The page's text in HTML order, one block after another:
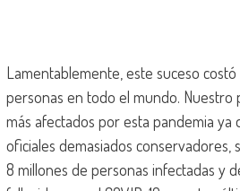
Lamentablemente, este suceso
personas en todo el mundo. Nuestro
más afectados por esta pandemia ya
oficiales demasiados conservadores,
8 millones de personas infectadas y